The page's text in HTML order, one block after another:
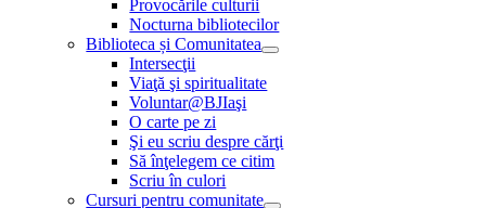
Provocările culturii
Nocturna bibliotecilor
Biblioteca și Comunitatea
Intersecţii
Viaţă şi spiritualitate
Voluntar@BJIaşi
O carte pe zi
Şi eu scriu despre cărţi
Să înţelegem ce citim
Scriu în culori
Cursuri pentru comunitate